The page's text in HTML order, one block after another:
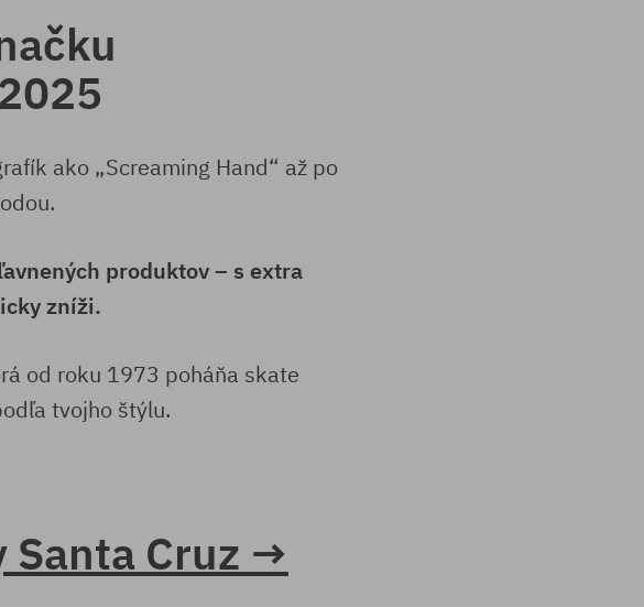
ako „Screaming Hand“ až po
produktov – s extra
zníži.
od roku 1973 poháňa skate
tvojho štýlu.
Santa Cruz →